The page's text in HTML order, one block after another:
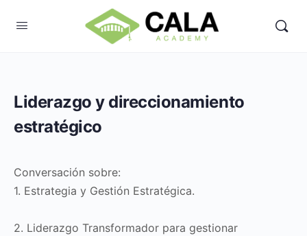
Liderazgo y direccionamiento
estratégico
Conversación sobre:
1. Estrategia y Gestión Estratégica.
2. Liderazgo Transformador para gestionar